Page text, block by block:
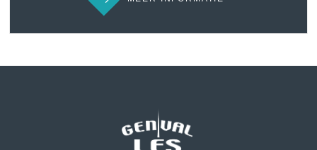
accumsan tellus in cursus interdum. Donec quis aliquam
tincidunt nisl fermentum laoreet vestibulum at leo.